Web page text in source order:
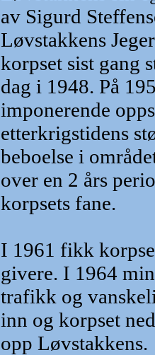
av Sigurd
Løvstakkens
korpset sist gang
dag i 1948. På
imponerende
etterkrigstidens
beboelse i
over en 2 års
korpsets fane.
I 1961 fikk
givere. I 1964
trafikk og
inn og korpset
opp Løvstakkens.